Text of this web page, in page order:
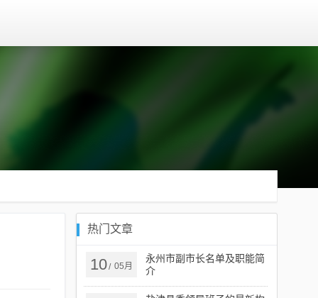
热门文章
10/ 05月
永州市副市长名单及职能简
介